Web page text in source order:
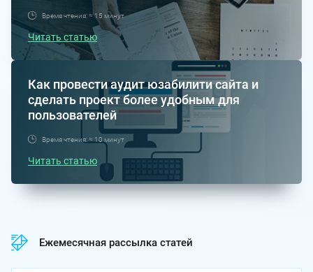
Время чтения: ≈ 15 минут
Читать статью
Как провести аудит юзабилити сайта и
сделать проект более удобным для
пользователей
Время чтения: ≈ 10 минут
Читать статью
Ежемесячная рассылка статей